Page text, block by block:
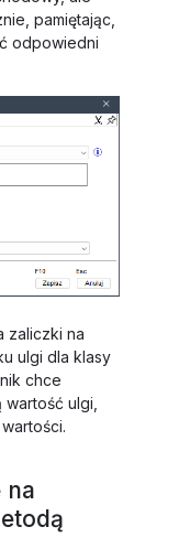
pamiętając,
odpowiedni
zaliczki na
ulgi dla klasy
chce
ulgi,
na